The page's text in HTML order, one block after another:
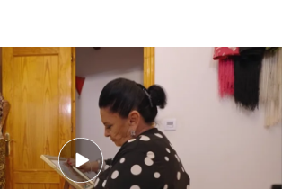
al recordar a su marido fallecido: "Ojalá hubieses
toma una decisión que
su relación en el próximo